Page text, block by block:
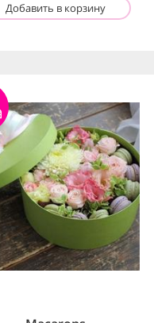
Добавить в корзину